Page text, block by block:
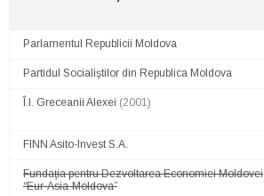
Parlamentul Republicii Moldova
Partidul Socialiştilor din Republica Moldova
Î.I. Greceanii Alexei (2001)
FINN Asito-Invest S.A.
Fundaţia pentru Dezvoltarea Economiei Moldovei
“Eur-Asia-Moldova”